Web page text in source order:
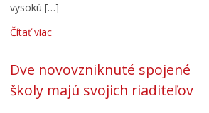
vysokú […]
Čítať viac
Dve novovzniknuté spojené
školy majú svojich riaditeľov